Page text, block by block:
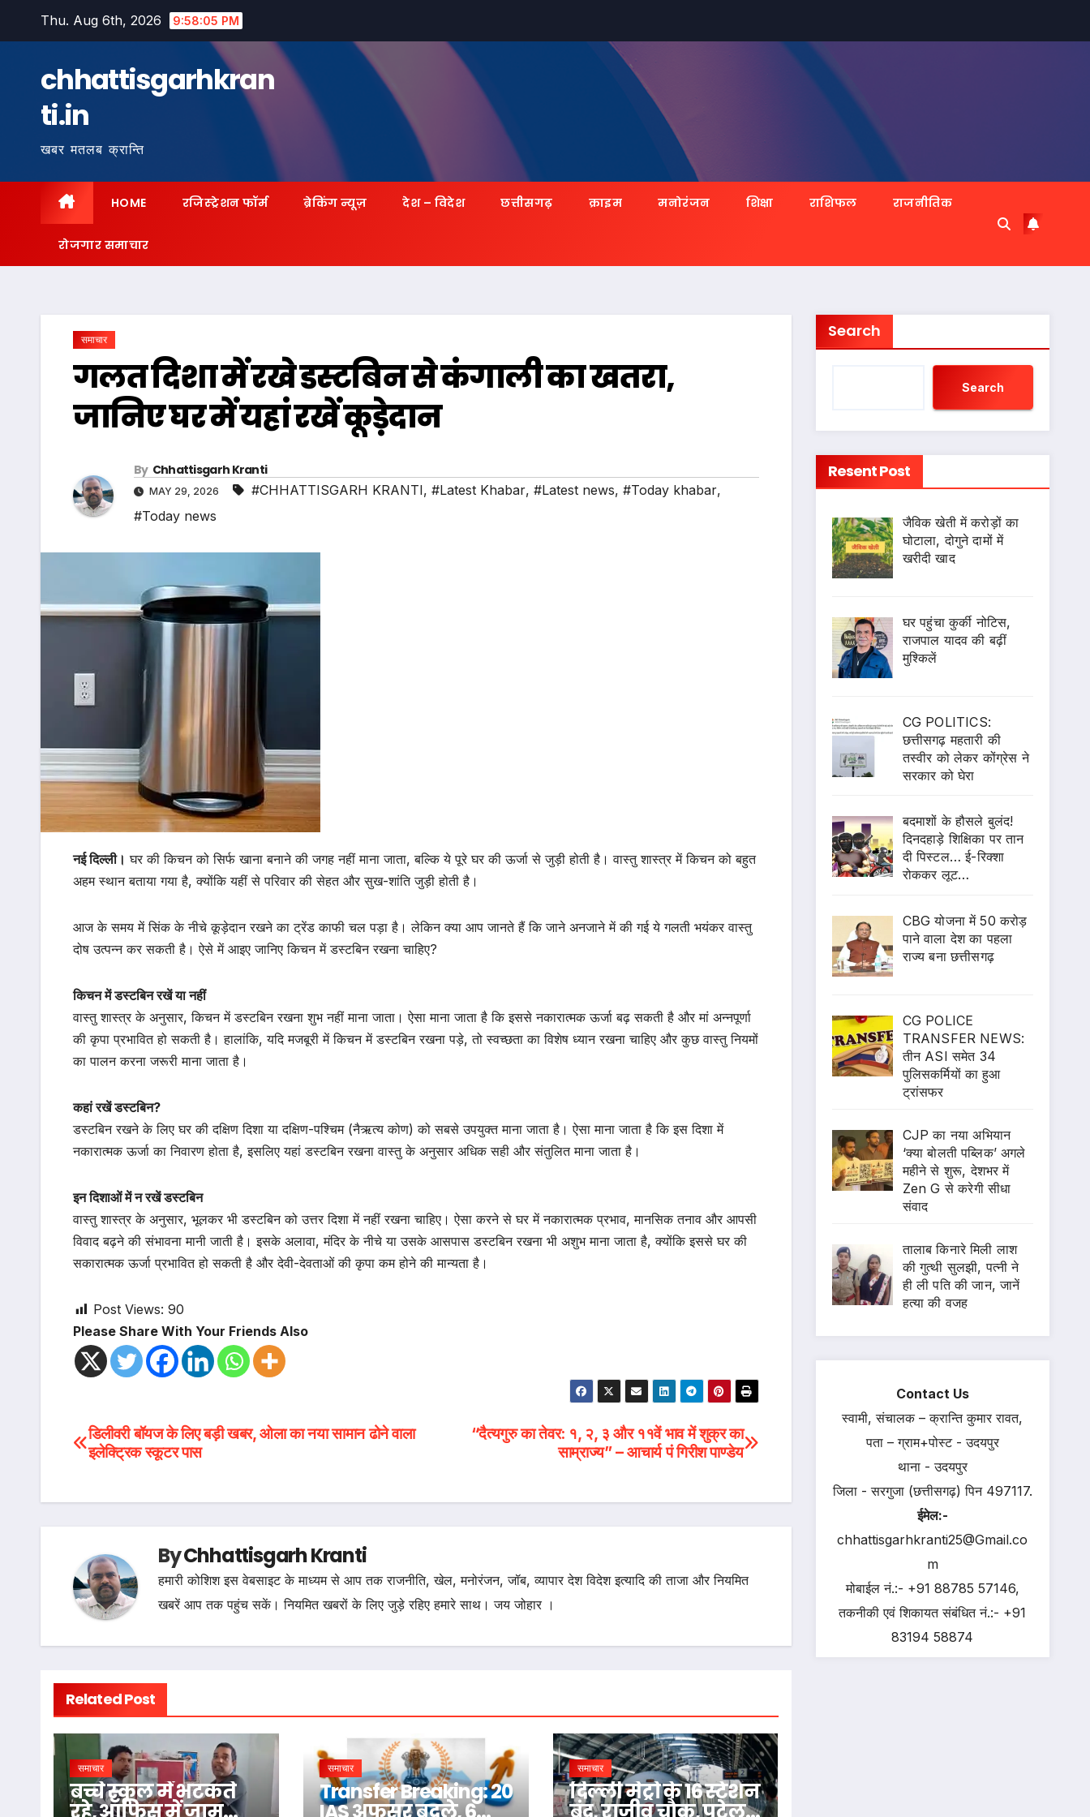
Thu. Aug 6th, 2026 9:58:06 PM
chhattisgarhkran
ti.in
खबर मतलब क्रान्ति
HOME रजिस्ट्रेशन फॉर्म ब्रेकिंग न्यूज़ देश – विदेश छत्तीसगढ़ क्राइम मनोरंजन शिक्षा राशिफल राजनीतिक
रोजगार समाचार
समाचार
गलत दिशा में रखे डस्टबिन से कंगाली का खतरा,
जानिए घर में यहां रखें कूड़ेदान
By Chhattisgarh Kranti
MAY 29, 2026 #CHHATTISGARH KRANTI, #Latest Khabar, #Latest news, #Today khabar,
#Today news
नई दिल्ली। घर की किचन को सिर्फ खाना बनाने की जगह नहीं माना जाता, बल्कि ये पूरे घर की ऊर्जा से जुड़ी होती है। वास्तु शास्त्र में किचन को बहुत
अहम स्थान बताया गया है, क्योंकि यहीं से परिवार की सेहत और सुख-शांति जुड़ी होती है।
आज के समय में सिंक के नीचे कूड़ेदान रखने का ट्रेंड काफी चल पड़ा है। लेकिन क्या आप जानते हैं कि जाने अनजाने में की गई ये गलती भयंकर वास्तु
दोष उत्पन्न कर सकती है। ऐसे में आइए जानिए किचन में डस्टबिन रखना चाहिए?
किचन में डस्टबिन रखें या नहीं
वास्तु शास्त्र के अनुसार, किचन में डस्टबिन रखना शुभ नहीं माना जाता। ऐसा माना जाता है कि इससे नकारात्मक ऊर्जा बढ़ सकती है और मां अन्नपूर्णा
की कृपा प्रभावित हो सकती है। हालांकि, यदि मजबूरी में किचन में डस्टबिन रखना पड़े, तो स्वच्छता का विशेष ध्यान रखना चाहिए और कुछ वास्तु नियमों
का पालन करना जरूरी माना जाता है।
कहां रखें डस्टबिन?
डस्टबिन रखने के लिए घर की दक्षिण दिशा या दक्षिण-पश्चिम (नैऋत्य कोण) को सबसे उपयुक्त माना जाता है। ऐसा माना जाता है कि इस दिशा में
नकारात्मक ऊर्जा का निवारण होता है, इसलिए यहां डस्टबिन रखना वास्तु के अनुसार अधिक सही और संतुलित माना जाता है।
इन दिशाओं में न रखें डस्टबिन
वास्तु शास्त्र के अनुसार, भूलकर भी डस्टबिन को उत्तर दिशा में नहीं रखना चाहिए। ऐसा करने से घर में नकारात्मक प्रभाव, मानसिक तनाव और आपसी
विवाद बढ़ने की संभावना मानी जाती है। इसके अलावा, मंदिर के नीचे या उसके आसपास डस्टबिन रखना भी अशुभ माना जाता है, क्योंकि इससे घर की
सकारात्मक ऊर्जा प्रभावित हो सकती है और देवी-देवताओं की कृपा कम होने की मान्यता है।
Post Views: 90
Please Share With Your Friends Also
Post
navigation
“दैत्यगुरु का तेवर: १, २, ३ और ११वें भाव में शुक्र का
साम्राज्य” – आचार्य पं गिरीश पाण्डेय
डिलीवरी बॉयज के लिए बड़ी खबर, ओला का नया सामान ढोने वाला
इलेक्ट्रिक स्कूटर पास
ByChhattisgarh Kranti
हमारी कोशिश इस वेबसाइट के माध्यम से आप तक राजनीति, खेल, मनोरंजन, जॉब, व्यापार देश विदेश इत्यादि की ताजा और नियमित
खबरें आप तक पहुंच सकें। नियमित खबरों के लिए जुड़े रहिए हमारे साथ। जय जोहार ।
Related Post
समाचार
बच्चे स्कूल में भटकते
समाचार
Transfer Breaking: 20
समाचार
दिल्ली मेट्रो के 16 स्टेशन
Search
Search
Resent Post
जैविक खेती में करोड़ों का
घोटाला, दोगुने दामों में
खरीदी खाद
घर पहुंचा कुर्की नोटिस,
राजपाल यादव की बढ़ीं
मुश्किलें
CG POLITICS:
छत्तीसगढ़ महतारी की
तस्वीर को लेकर कोंग्रेस ने
सरकार को घेरा
बदमाशों के हौसले बुलंद!
दिनदहाड़े शिक्षिका पर तान
दी पिस्टल… ई-रिक्शा
रोककर लूट…
CBG योजना में 50 करोड़
पाने वाला देश का पहला
राज्य बना छत्तीसगढ़
CG POLICE
TRANSFER NEWS:
तीन ASI समेत 34
पुलिसकर्मियों का हुआ
ट्रांसफर
CJP का नया अभियान
‘क्या बोलती पब्लिक’ अगले
महीने से शुरू, देशभर में
Zen G से करेगी सीधा
संवाद
तालाब किनारे मिली लाश
की गुत्थी सुलझी, पत्नी ने
ही ली पति की जान, जानें
हत्या की वजह
Contact Us
स्वामी, संचालक – क्रान्ति कुमार रावत,
पता – ग्राम+पोस्ट - उदयपुर
थाना - उदयपुर
जिला - सरगुजा (छत्तीसगढ़) पिन 497117.
ईमेल:-
chhattisgarhkranti25@Gmail.co
m
मोबाईल नं.:- +91 88785 57146,
तकनीकी एवं शिकायत संबंधित नं.:- +91
83194 58874